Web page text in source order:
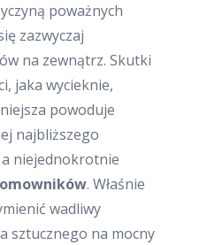
poważnych
zazwyczaj
na zewnątrz. Skutki
jaka wycieknie,
powoduje
najbliższego
niejednokrotnie
. Właśnie
wadliwy
sztucznego na mocny